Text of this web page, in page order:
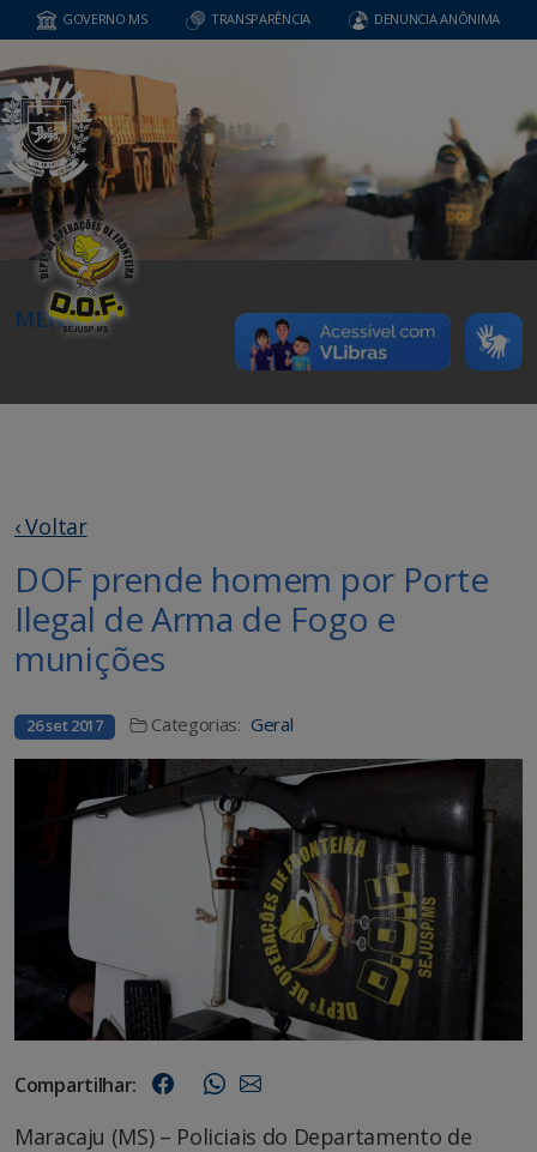
GOVERNO MS TRANSPARÊNCIA DENUNCIA ANÔNIMA
MENU
‹ Voltar
DOF prende homem por Porte
Ilegal de Arma de Fogo e
munições
26 set 2017 Categorias: Geral
Compartilhar:
Maracaju (MS) – Policiais do Departamento de